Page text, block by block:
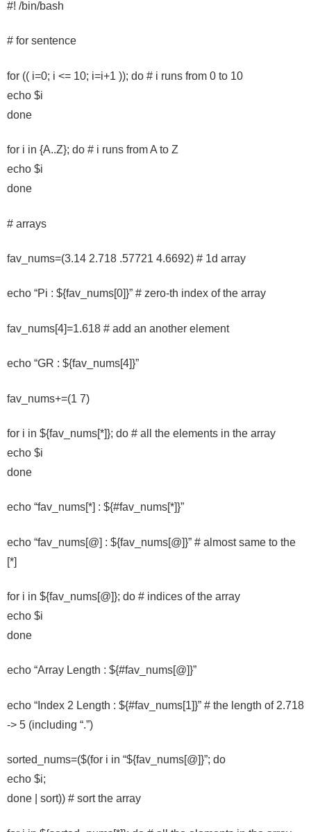
#! /bin/bash
# for sentence
for (( i=0; i <= 10; i=i+1 )); do # i runs from 0 to 10
echo $i
done
for i in {A..Z}; do # i runs from A to Z
echo $i
done
# arrays
fav_nums=(3.14 2.718 .57721 4.6692) # 1d array
echo “Pi : ${fav_nums[0]}” # zero-th index of the array
fav_nums[4]=1.618 # add an another element
echo “GR : ${fav_nums[4]}”
fav_nums+=(1 7)
for i in ${fav_nums[*]}; do # all the elements in the array
echo $i
done
echo “fav_nums[*] : ${#fav_nums[*]}”
echo “fav_nums[@] : ${fav_nums[@]}” # almost same to the
[*]
for i in ${fav_nums[@]}; do # indices of the array
echo $i
done
echo “Array Length : ${#fav_nums[@]}”
echo “Index 2 Length : ${#fav_nums[1]}” # the length of 2.718
-> 5 (including “.”)
sorted_nums=($(for i in “${fav_nums[@]}”; do
echo $i;
done | sort)) # sort the array